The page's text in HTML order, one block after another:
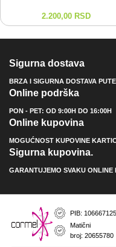
2.200,00 RSD
Sigurna dostava
BRZA I SIGURNA DOSTAVA
Online podrška
PON - PET: OD 9:00H DO 16:00H
Online kupovina
MOGUĆNOST KUPOVINE
Sigurna kupovina.
GARANTUJEMO SVAKU ONLINE
PIB: 106667125
Matični
broj: 20655780